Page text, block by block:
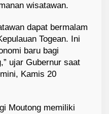
wisatawan.
dapat bermalam
Togean. Ini
baru bagi
ujar Gubernur saat
Kamis 20
Moutong memiliki